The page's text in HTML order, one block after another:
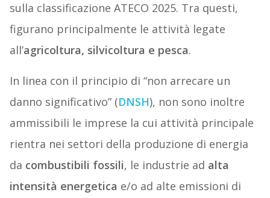
sulla classificazione ATECO 2025. Tra questi,
figurano principalmente le attività legate
all’agricoltura, silvicoltura e pesca.
In linea con il principio di “non arrecare un
danno significativo” (DNSH), non sono inoltre
ammissibili le imprese la cui attività principale
rientra nei settori della produzione di energia
da combustibili fossili, le industrie ad alta
intensità energetica e/o ad alte emissioni di